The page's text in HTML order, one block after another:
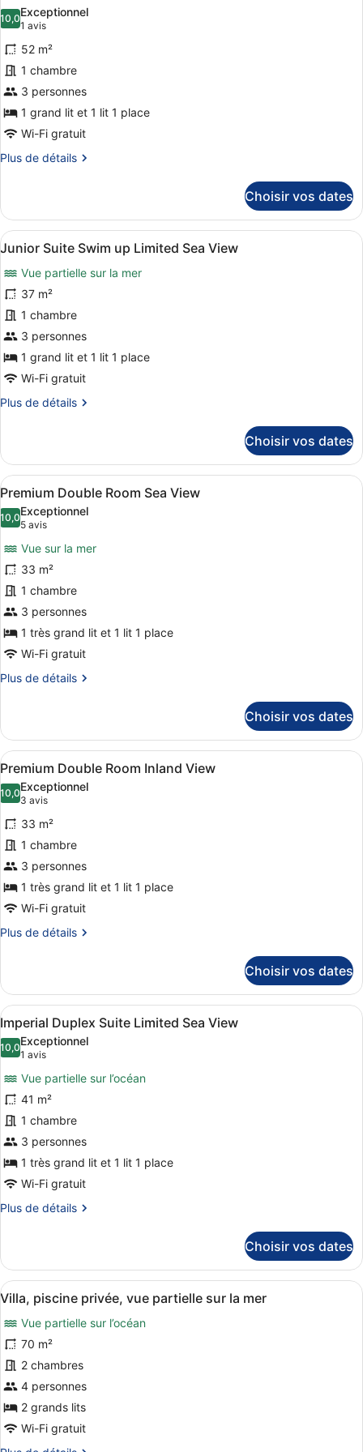
View
Area)
chambre
Deluxe
Duplex
Suite
Swim
Up
Sea
View
(Residences
Area)
les
photos
pour
ce
type
de
chambre :
Suite
Pool
10,010,0 sur 10
Exceptionnel
1 avis
(1 avis)
52 m²
1 chambre
3 personnes
1 grand lit et 1 lit 1 place
Wi-Fi gratuit
Plus de détails
Plus
le
type
de
Suite
with
Private
Pool
Choisir vos dates
Afficher
toutes
les
photos
pour
ce
type
de
chambre :
Junior
up
Limited
Sea
View
Un salon moderne avec un
6
Junior Suite Swim up Limited Sea View
Vue partielle sur la mer
37 m²
1 chambre
3 personnes
1 grand lit et 1 lit 1 place
Wi-Fi gratuit
Plus de détails
Plus
le
type
de
chambre
Junior
Suite
Swim
up
Limited
Sea
View
Choisir vos dates
Afficher
toutes
les
photos
pour
ce
type
de
chambre :
Premium
Double
Room
View
Une chambre d’hôtel moderne
8
Premium Double Room Sea View
10,010,0 sur 10
Exceptionnel
5 avis
(5 avis)
Vue sur la mer
33 m²
1 chambre
3 personnes
1 très grand lit et 1 lit 1 place
Wi-Fi gratuit
Plus de détails
Plus
le
type
de
chambre
Premium
Double
Room
Sea
View
Choisir vos dates
Afficher
toutes
les
photos
pour
ce
type
de
chambre :
Premium
Inland
View
Une chambre d’hôtel moderne
6
Premium Double Room Inland View
10,010,0 sur 10
Exceptionnel
3 avis
(3 avis)
33 m²
1 chambre
3 personnes
1 très grand lit et 1 lit 1 place
Wi-Fi gratuit
Plus de détails
Plus
le
type
de
chambre
Premium
Double
Room
Inland
View
Choisir vos dates
Afficher
toutes
les
photos
pour
ce
type
de
chambre :
Imperial
Duplex
Suite
Sea
View
Une chambre moderne avec un
7
Imperial Duplex Suite Limited Sea View
10,010,0 sur 10
Exceptionnel
1 avis
(1 avis)
Vue partielle sur l’océan
41 m²
1 chambre
3 personnes
1 très grand lit et 1 lit 1 place
Wi-Fi gratuit
Plus de détails
Plus
le
type
de
chambre
Imperial
Duplex
Suite
Limited
Sea
Choisir vos dates
Afficher
toutes
les
photos
pour
ce
type
de
chambre :
Une chambre d’hôtel avec un
11
Villa, piscine privée, vue partielle sur la mer
Vue partielle sur l’océan
70 m²
2 chambres
4 personnes
2 grands lits
Wi-Fi gratuit